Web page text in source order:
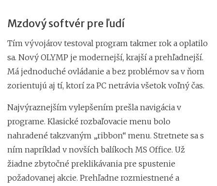
Mzdový softvér pre ľudí
Tím vývojárov testoval program takmer rok a oplatilo
sa. Nový OLYMP je modernejší, krajší a prehľadnejší.
Má jednoduché ovládanie a bez problémov sa v ňom
zorientujú aj tí, ktorí za PC netrávia všetok voľný čas.
Najvýraznejším vylepšením prešla navigácia v
programe. Klasické rozbaľovacie menu bolo
nahradené takzvaným „ribbon“ menu. Stretnete sa s
ním napríklad v novších balíkoch MS Office. Už
žiadne zbytočné preklikávania pre spustenie
požadovanej akcie. Prehľadne rozmiestnené a